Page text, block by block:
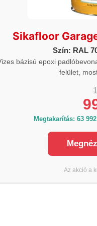
Colorchips N
Sikafloor
Szín: RAL
bázisú epoxi
felület,
Megtakarítás: 63
Az akció a